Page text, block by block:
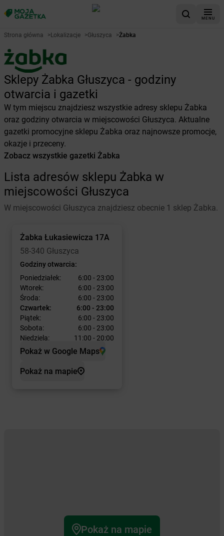
MENU
Strona główna >Lokalizacje >Głuszyca >Żabka
Sklepy Żabka Głuszyca - godziny
otwarcia i gazetki
W tym miejscu znajdziesz wszystkie adresy sklepu Żabka
oraz godziny otwarcia w miejscowości Głuszyca. Aktualne
gazetki promocyjne sklepu Żabka oraz najnowsze promocje,
okazje i przeceny.
Zobacz wszystkie gazetki Żabka
Lista adresów sklepu Żabka w
miejscowości Głuszyca
W miejscowości Głuszyca znajdziesz obecnie 1 sklep Żabka.
Żabka Łukasiewicza 17A
58-340 Głuszyca
Godziny otwarcia:
Poniedziałek:
6:00 - 23:00
Wtorek:
6:00 - 23:00
Środa:
6:00 - 23:00
Czwartek:
6:00 - 23:00
Piątek:
6:00 - 23:00
Sobota:
6:00 - 23:00
Niedziela:
11:00 - 20:00
Pokaż w Google Maps
Pokaż na mapie
Pokaż na mapie